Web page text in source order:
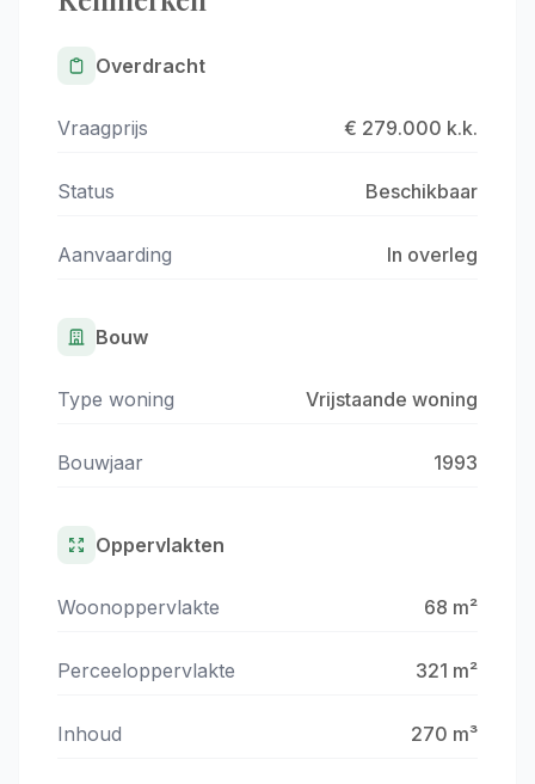
Overdracht
Vraagprijs € 279.000 k.k.
Status Beschikbaar
Aanvaarding In overleg
Bouw
Type woning Vrijstaande woning
Bouwjaar 1993
Oppervlakten
Woonoppervlakte 68 m²
Perceeloppervlakte 321 m²
Inhoud 270 m³